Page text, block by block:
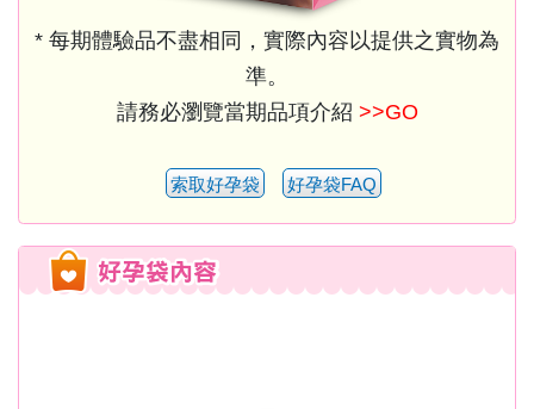
* 每期體驗品不盡相同，實際內容以提供之實物為
準。
請務必瀏覽當期品項介紹 >>GO